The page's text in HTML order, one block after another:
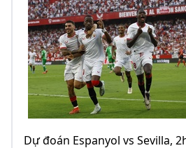
Dự đoán Espanyol vs Sevilla,